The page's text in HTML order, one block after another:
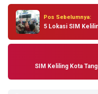
Pos Sebelumnya:
5 Lokasi SIM
SIM Keliling Kota